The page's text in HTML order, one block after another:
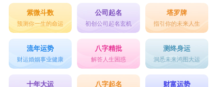
紫微斗数
预测你一生的命运
公司起名
初创公司起名玄机
塔罗牌
指引你的未来人生
流年运势
财运婚姻事业健康
八字精批
解答人生困惑
测终身运
洞悉未来鸿图大运
十年大运 八字起名 财富运势